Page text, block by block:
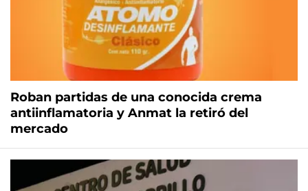
Roban partidas de una conocida crema
antiinflamatoria y Anmat la retiró del
mercado